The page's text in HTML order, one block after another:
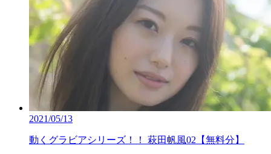
2021/05/13
動くグラビアシリーズ！！ 萩田帆風02【無料分】